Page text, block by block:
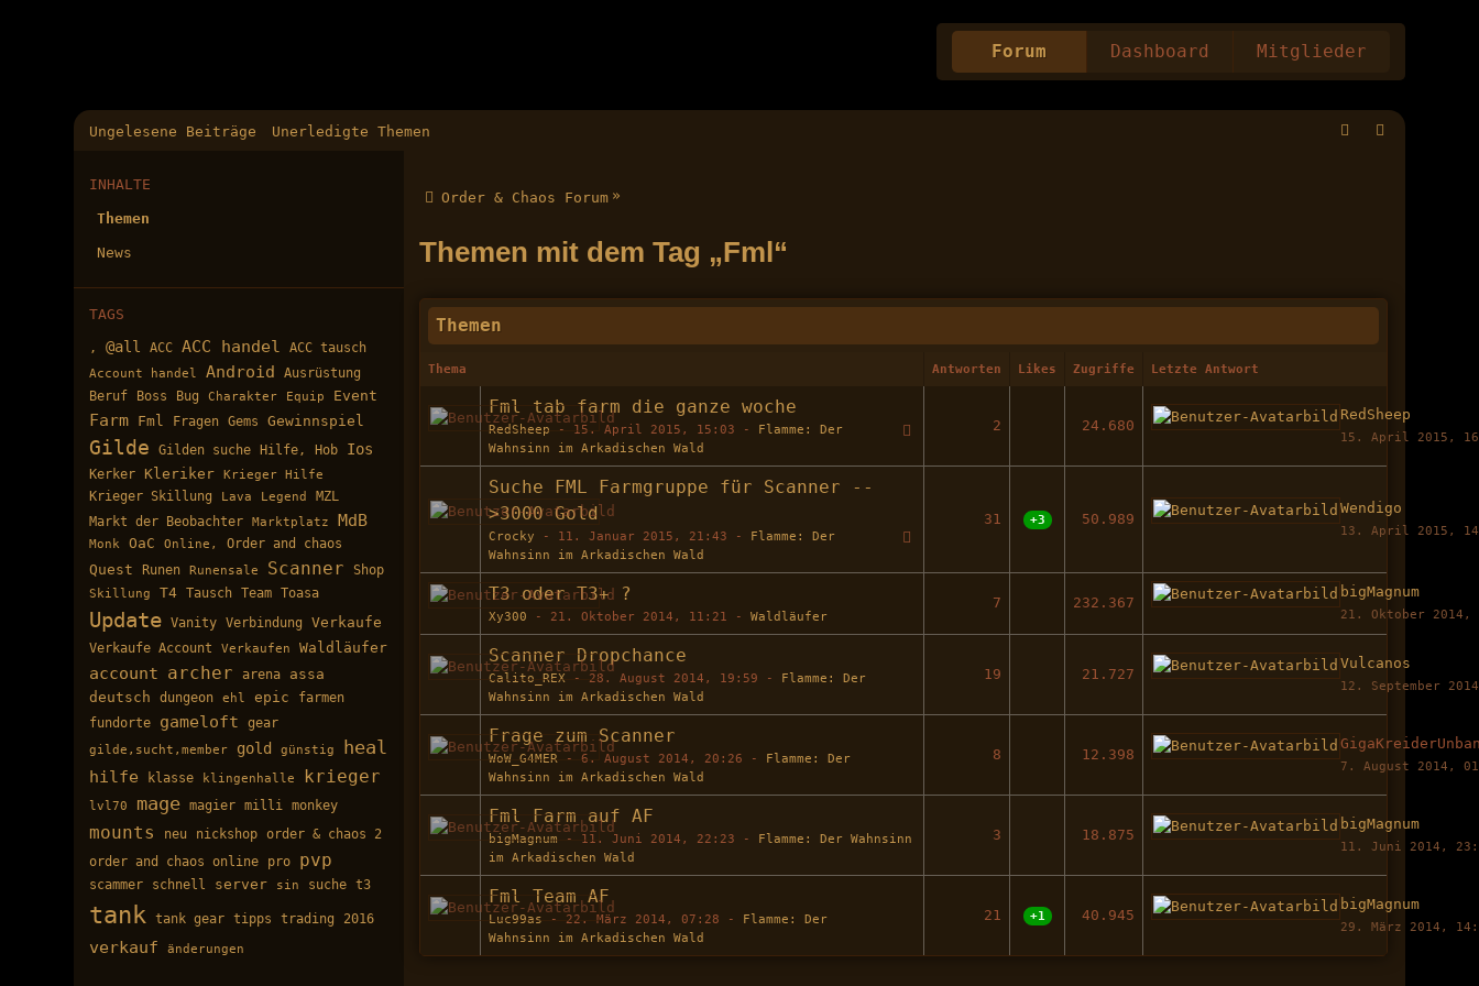
Forum Dashboard Mitglieder
Ungelesene Beiträge Unerledigte Themen
INHALTE
Themen
News
TAGS
, @all ACC ACC handel ACC tausch
Account handel Android
Ausrüstung
Beruf
Boss Bug Charakter Equip Event
Farm Fml Fragen Gems Gewinnspiel
Gilde Gilden suche Hilfe, Hob Ios
Kerker Kleriker Krieger Hilfe
Krieger Skillung Lava Legend MZL
Markt der Beobachter Marktplatz MdB
Monk OaC Online,
Order and chaos
Quest
Runen Runensale Scanner Shop
Skillung T4 Tausch Team Toasa
Update Vanity Verbindung
Verkaufe
Verkaufe Account
Verkaufen Waldläufer
account archer arena
assa
deutsch
dungeon ehl epic farmen
fundorte gameloft gear
gilde,sucht,member gold günstig heal
hilfe klasse klingenhalle krieger
lvl70 mage magier milli monkey
mounts neu nickshop order & chaos 2
order and chaos online
pro pvp
scammer schnell server sin suche t3
tank tank gear tipps trading 2016
verkauf änderungen
Order & Chaos Forum »
Themen mit dem Tag „Fml“
Themen
Thema Antworten Likes Zugriffe Letzte Antwort
Fml tab farm die ganze woche
RedSheep - 15. April 2015, 15:03 - Flamme: Der
Wahnsinn im Arkadischen Wald
2 24.680
RedSheep
15. April 2015,
Suche FML Farmgruppe für Scanner --
>3000 Gold
Crocky - 11. Januar 2015, 21:43 - Flamme: Der
Wahnsinn im Arkadischen Wald
31 +3 50.989
Wendigo
13. April 2015,
T3 oder T3+ ?
Xy300 - 21. Oktober 2014, 11:21 -Waldläufer
7 232.367
bigMagnum
21. Oktober 2014,
Scanner Dropchance
Calito_REX - 28. August 2014, 19:59 - Flamme: Der
Wahnsinn im Arkadischen Wald
19 21.727
Vulcanos
12. September
Frage zum Scanner
WoW_G4MER -6. August 2014, 20:26 - Flamme: Der
Wahnsinn im Arkadischen Wald
8 12.398
7. August 2014,
Fml Farm auf AF
bigMagnum - 11. Juni 2014, 22:23 - Flamme: Der Wahnsinn
im Arkadischen Wald
3 18.875
bigMagnum
11. Juni 2014,
Fml Team AF
Luc99as - 22. März 2014, 07:28 - Flamme: Der
Wahnsinn im Arkadischen Wald
21 +1 40.945
bigMagnum
29. März 2014,